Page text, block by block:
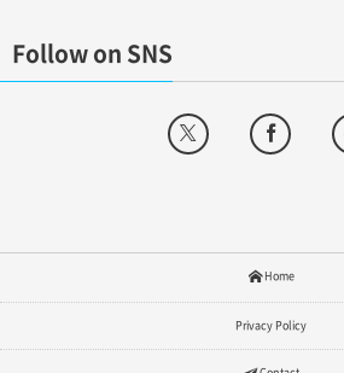
Follow on SNS
Home
Privacy Policy